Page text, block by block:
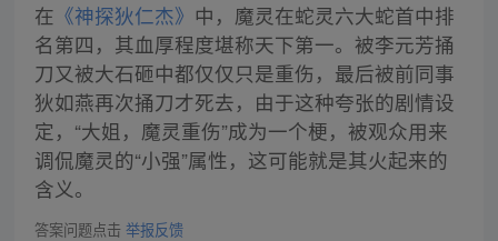
在 《神探狄仁杰》 中，魔灵在蛇灵六大蛇首中排
名第四，其血厚程度堪称天下第一。被李元芳捅
刀又被大石砸中都仅仅只是重伤，最后被前同事
狄如燕再次捅刀才死去，由于这种夸张的剧情设
定，“大姐，魔灵重伤”成为一个梗，被观众用来
调侃魔灵的“小强”属性，这可能就是其火起来的
含义。
答案问题点击 举报反馈